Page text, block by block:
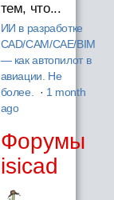
тем, что...
ИИ в разработке
CAD/CAM/CAE/BIM
— как автопилот в
авиации. Не
более. · 1 month
ago
Форумы
isicad